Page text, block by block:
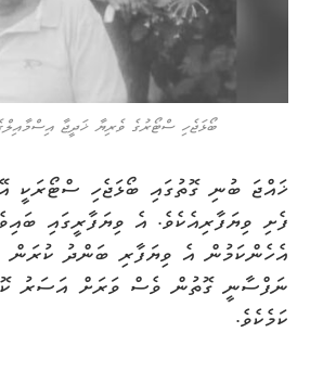
ބޯޅަޖެހި ސްޓޯރުގެ ވެރިޔާ ޚަދީޖާ
ޚައްޖަ ބުނި ގޮތުގައި ބޯޅަޖެހި ސްޓޯރަކީ
ފެށި ވިޔަފާރިއެކެވެ. އެ ވިޔަފާރީގައި
އެހެންކަމުން އެ ވިޔަފާރި ބަންދު ކުރަން
ނަފްސާނީ ގޮތުން ވެސް ވަރަށް އަސަރު
ކަމެކެވެ.